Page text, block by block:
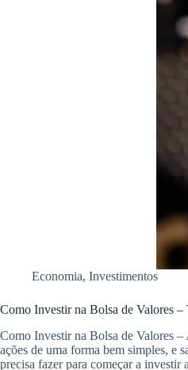
Economia, Investimentos
Como Investir na Bolsa de Valores –
Como Investir na Bolsa de Valores –
ações de uma forma bem simples, e
precisa fazer para começar a